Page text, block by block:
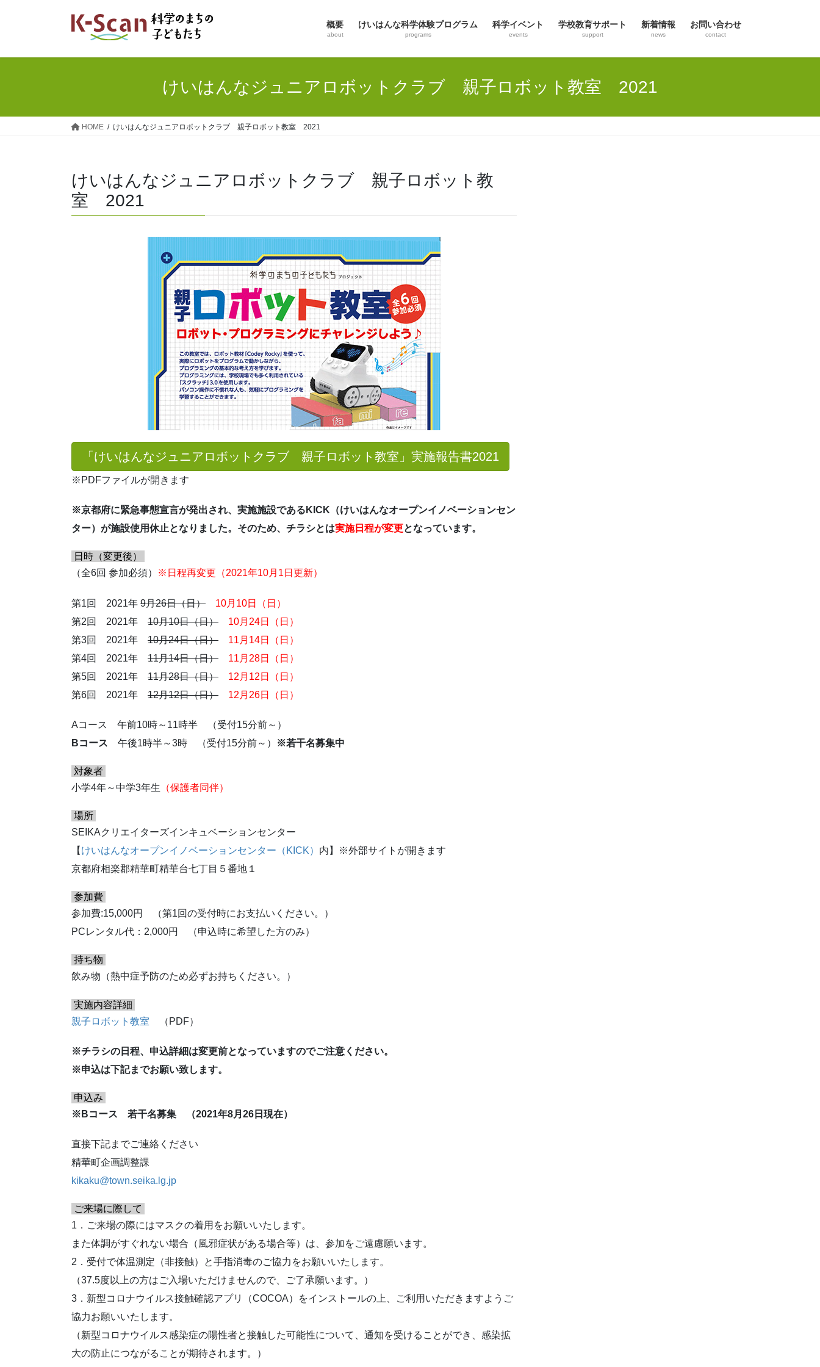
概要
about
けいはんな科学体験プログラム
programs
科学イベント
events
学校教育サポート
support
新着情報
news
お問い合わせ
contact
けいはんなジュニアロボットクラブ 親子ロボット教室 2021
HOME けいはんなジュニアロボットクラブ 親子ロボット教室 2021
けいはんなジュニアロボットクラブ 親子ロボット教
室 2021
「けいはんなジュニアロボットクラブ 親子ロボット教室」実施報告書2021
※PDFファイルが開きます
※京都府に緊急事態宣言が発出され、実施施設であるKICK（けいはんなオープンイノベーションセン
ター）が施設使用休止となりました。そのため、チラシとは実施日程が変更となっています。
日時（変更後）
（全6回 参加必須）
※日程再変更（2021年10月1日更新）
第1回 2021年 9月26日（日）
10月10日（日）
第2回 2021年 10月10日（日）
10月24日（日）
第3回 2021年 10月24日（日）
11月14日（日）
第4回 2021年 11月14日（日）
11月28日（日）
第5回 2021年 11月28日（日）
12月12日（日）
第6回 2021年 12月12日（日） 12月26日（日）
Aコース 午前10時～11時半 （受付15分前～）
Bコース 午後1時半～3時 （受付15分前～） ※若干名募集中
対象者
小学4年～中学3年生 （保護者同伴）
場所
SEIKAクリエイターズインキュベーションセンター
【 けいはんなオープンイノベーションセンター（KICK） 内】※外部サイトが開きます
京都府相楽郡精華町精華台七丁目５番地１
参加費
参加費:15,000円 （第1回の受付時にお支払いください。）
PCレンタル代：2,000円 （申込時に希望した方のみ）
持ち物
飲み物（熱中症予防のため必ずお持ちください。）
実施内容詳細
親子ロボット教室 （PDF）
※チラシの日程、申込詳細は変更前となっていますのでご注意ください。
※申込は下記までお願い致します。
申込み
※Bコース 若干名募集 （2021年8月26日現在）
直接下記までご連絡ください
精華町企画調整課
kikaku@town.seika.lg.jp
ご来場に際して
1．ご来場の際にはマスクの着用をお願いいたします。
また体調がすぐれない場合（風邪症状がある場合等）は、参加をご遠慮願います。
2．受付で体温測定（非接触）と手指消毒のご協力をお願いいたします。
（37.5度以上の方はご入場いただけませんので、ご了承願います。）
3．新型コロナウイルス接触確認アプリ（COCOA）をインストールの上、ご利用いただきますようご
協力お願いいたします。
（新型コロナウイルス感染症の陽性者と接触した可能性について、通知を受けることができ、感染拡
大の防止につながることが期待されます。）